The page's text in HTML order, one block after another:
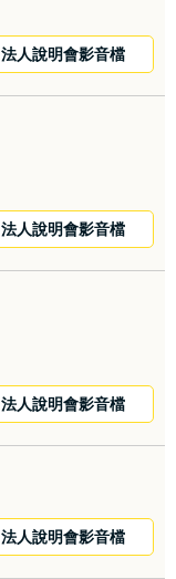
法人說明會影音檔
法人說明會影音檔
法人說明會影音檔
法人說明會影音檔